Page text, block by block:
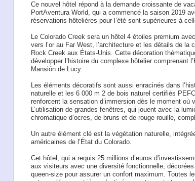
Ce nouvel hôtel répond à la demande croissante de
PortAventura World, qui a commencé la saison 2019
réservations hôtelières pour l’été sont supérieures à
Le Colorado Creek sera un hôtel 4 étoiles premium
vers l’or au Far West, l’architecture et les détails de
Rock Creek aux États-Unis. Cette décoration
développer l’histoire du complexe hôtelier comprenant
Mansión de Lucy.
Les éléments décoratifs sont aussi enracinés dans
naturelle et les 6 000 m 2 de bois naturel certifiés
renforcent la sensation d’immersion dès le moment
L’utilisation de grandes fenêtres, qui jouent avec la
chromatique d’ocres, de bruns et de rouge rouille,
Un autre élément clé est la végétation naturelle,
américaines de l’État du Colorado.
Cet hôtel, qui a requis 25 millions d’euros
aux visiteurs avec une diversité fonctionnelle,
queen-size pour assurer un confort maximum. Toutes